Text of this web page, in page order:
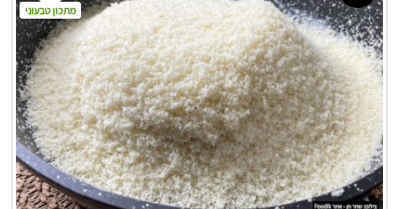
מתכון טבעוני